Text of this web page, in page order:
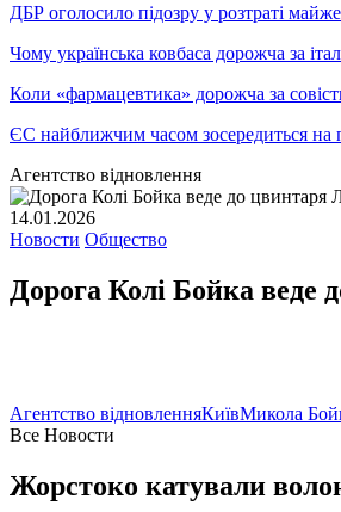
ДБР оголосило підозру у розтраті
Чому українська ковбаса дорожча за
Коли «фармацевтика» дорожча за
ЄС найближчим часом зосередиться на
Агентство відновлення
14.01.2026
Новости Общество
Дорога Колі Бойка веде
Агентство відновленняКиївМикола
Все Новости
Жорстоко катували